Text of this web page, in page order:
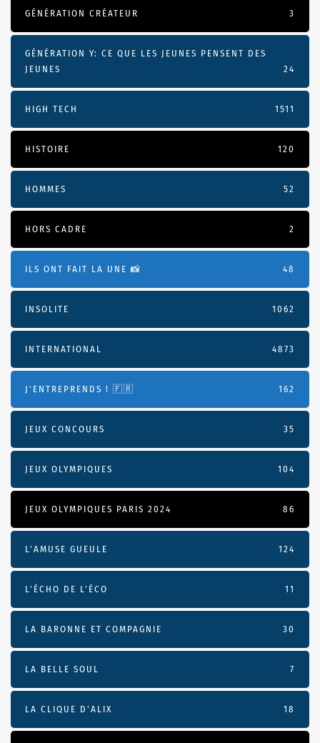
GÉNÉRATION CRÉATEUR 3
GÉNÉRATION Y: CE QUE LES JEUNES PENSENT DES
JEUNES
24
HIGH TECH 1511
HISTOIRE 120
HOMMES 52
HORS CADRE 2
ILS ONT FAIT LA UNE 📸 48
INSOLITE 1062
INTERNATIONAL 4873
J'ENTREPRENDS ! 🇫🇷 162
JEUX CONCOURS 35
JEUX OLYMPIQUES 104
JEUX OLYMPIQUES PARIS 2024 86
L'AMUSE GUEULE 124
L’ÉCHO DE L’ÉCO 11
LA BARONNE ET COMPAGNIE 30
LA BELLE SOUL 7
LA CLIQUE D'ALIX 18